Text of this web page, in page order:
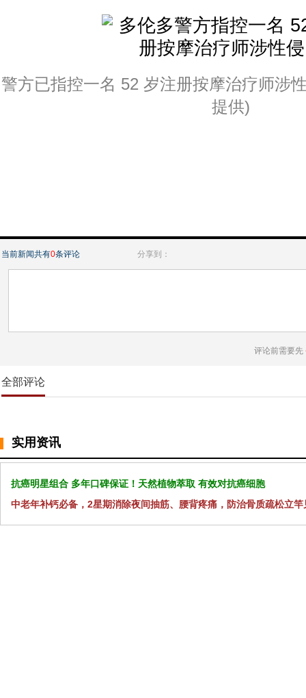
警方已指控一名 52 岁注册按摩治疗师涉
提供)
当前新闻共有0条评论 分享到：
评论前需要先
全部评论
实用资讯
抗癌明星组合 多年口碑保证！天然植物萃取 有效对抗癌细胞
中老年补钙必备，2星期消除夜间抽筋、腰背疼痛，防治骨质疏松立竿